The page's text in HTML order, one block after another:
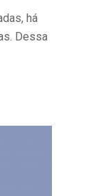
há
Dessa